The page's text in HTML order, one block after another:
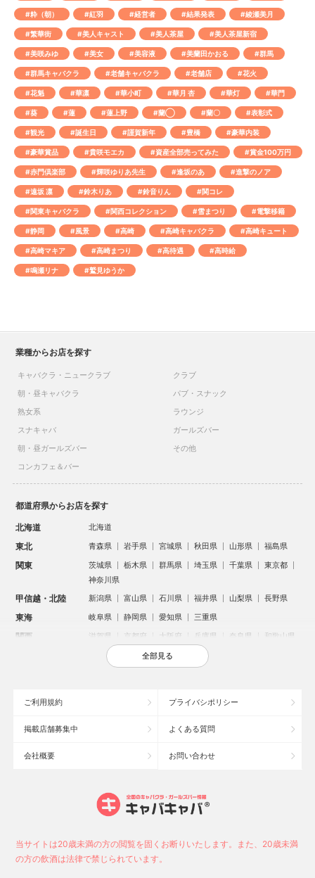
#粋（朝） #紅羽 #経営者 #結果発表 #綾瀬美月
#繁華街 #美人キャスト #美人茶屋 #美人茶屋新宿
#美咲みゆ #美女 #美容液 #美蘭田かおる #群馬
#群馬キャバクラ #老舗キャバクラ #老舗店 #花火
#花魁 #華凛 #華小町 #華月 杏 #華灯 #華門
#葵 #蓮 #蓮上野 #蘭◯ #蘭〇 #表彰式
#観光 #誕生日 #謹賀新年 #豊橋 #豪華内装
#豪華賞品 #貴咲モエカ #資産全部売ってみた #賞金100万円
#赤門倶楽部 #輝咲ゆりあ先生 #逢坂のあ #進撃のノア
#遠坂 凛 #鈴木りあ #鈴音りん #関コレ
#関東キャバクラ #関西コレクション #雪まつり #電撃移籍
#静岡 #風景 #高崎 #高崎キャバクラ #高崎キュート
#高崎マキア #高崎まつり #高待遇 #高時給
#鳴瀬リナ #鷲見ゆうか
業種からお店を探す
キャバクラ・ニュークラブ
クラブ
朝・昼キャバクラ
パブ・スナック
熟女系
ラウンジ
スナキャバ
ガールズバー
朝・昼ガールズバー
その他
コンカフェ＆バー
都道府県からお店を探す
北海道 北海道
東北 青森県 岩手県 宮城県 秋田県 山形県 福島県
関東 茨城県 栃木県 群馬県 埼玉県 千葉県
東京都
神奈川県
甲信越・北陸 新潟県 富山県 石川県 福井県 山梨県 長野県
東海 岐阜県 静岡県 愛知県 三重県
関西 滋賀県 京都府 大阪府 兵庫県 奈良県 和歌山県
鳥取県 島根県 岡山県 広島県
沖縄県
大宮のキャバクラ
新潟市のキャバクラ
高崎市のキャバクラ
新潟駅前のキャバクラ
全部見る
ご利用規約 プライバシポリシー
掲載店舗募集中 よくある質問
会社概要 お問い合わせ
当サイトは20歳未満の方の閲覧を固くお断りいたします。また、20歳未満
の方の飲酒は法律で禁じられています。